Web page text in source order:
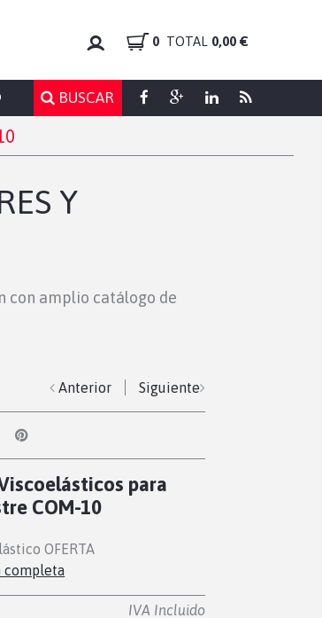
0 TOTAL 0,00 €
BUSCAR
Y
con amplio catálogo de
Anterior Siguiente
para
COM-10
OFERTA
completa
IVA Incluido